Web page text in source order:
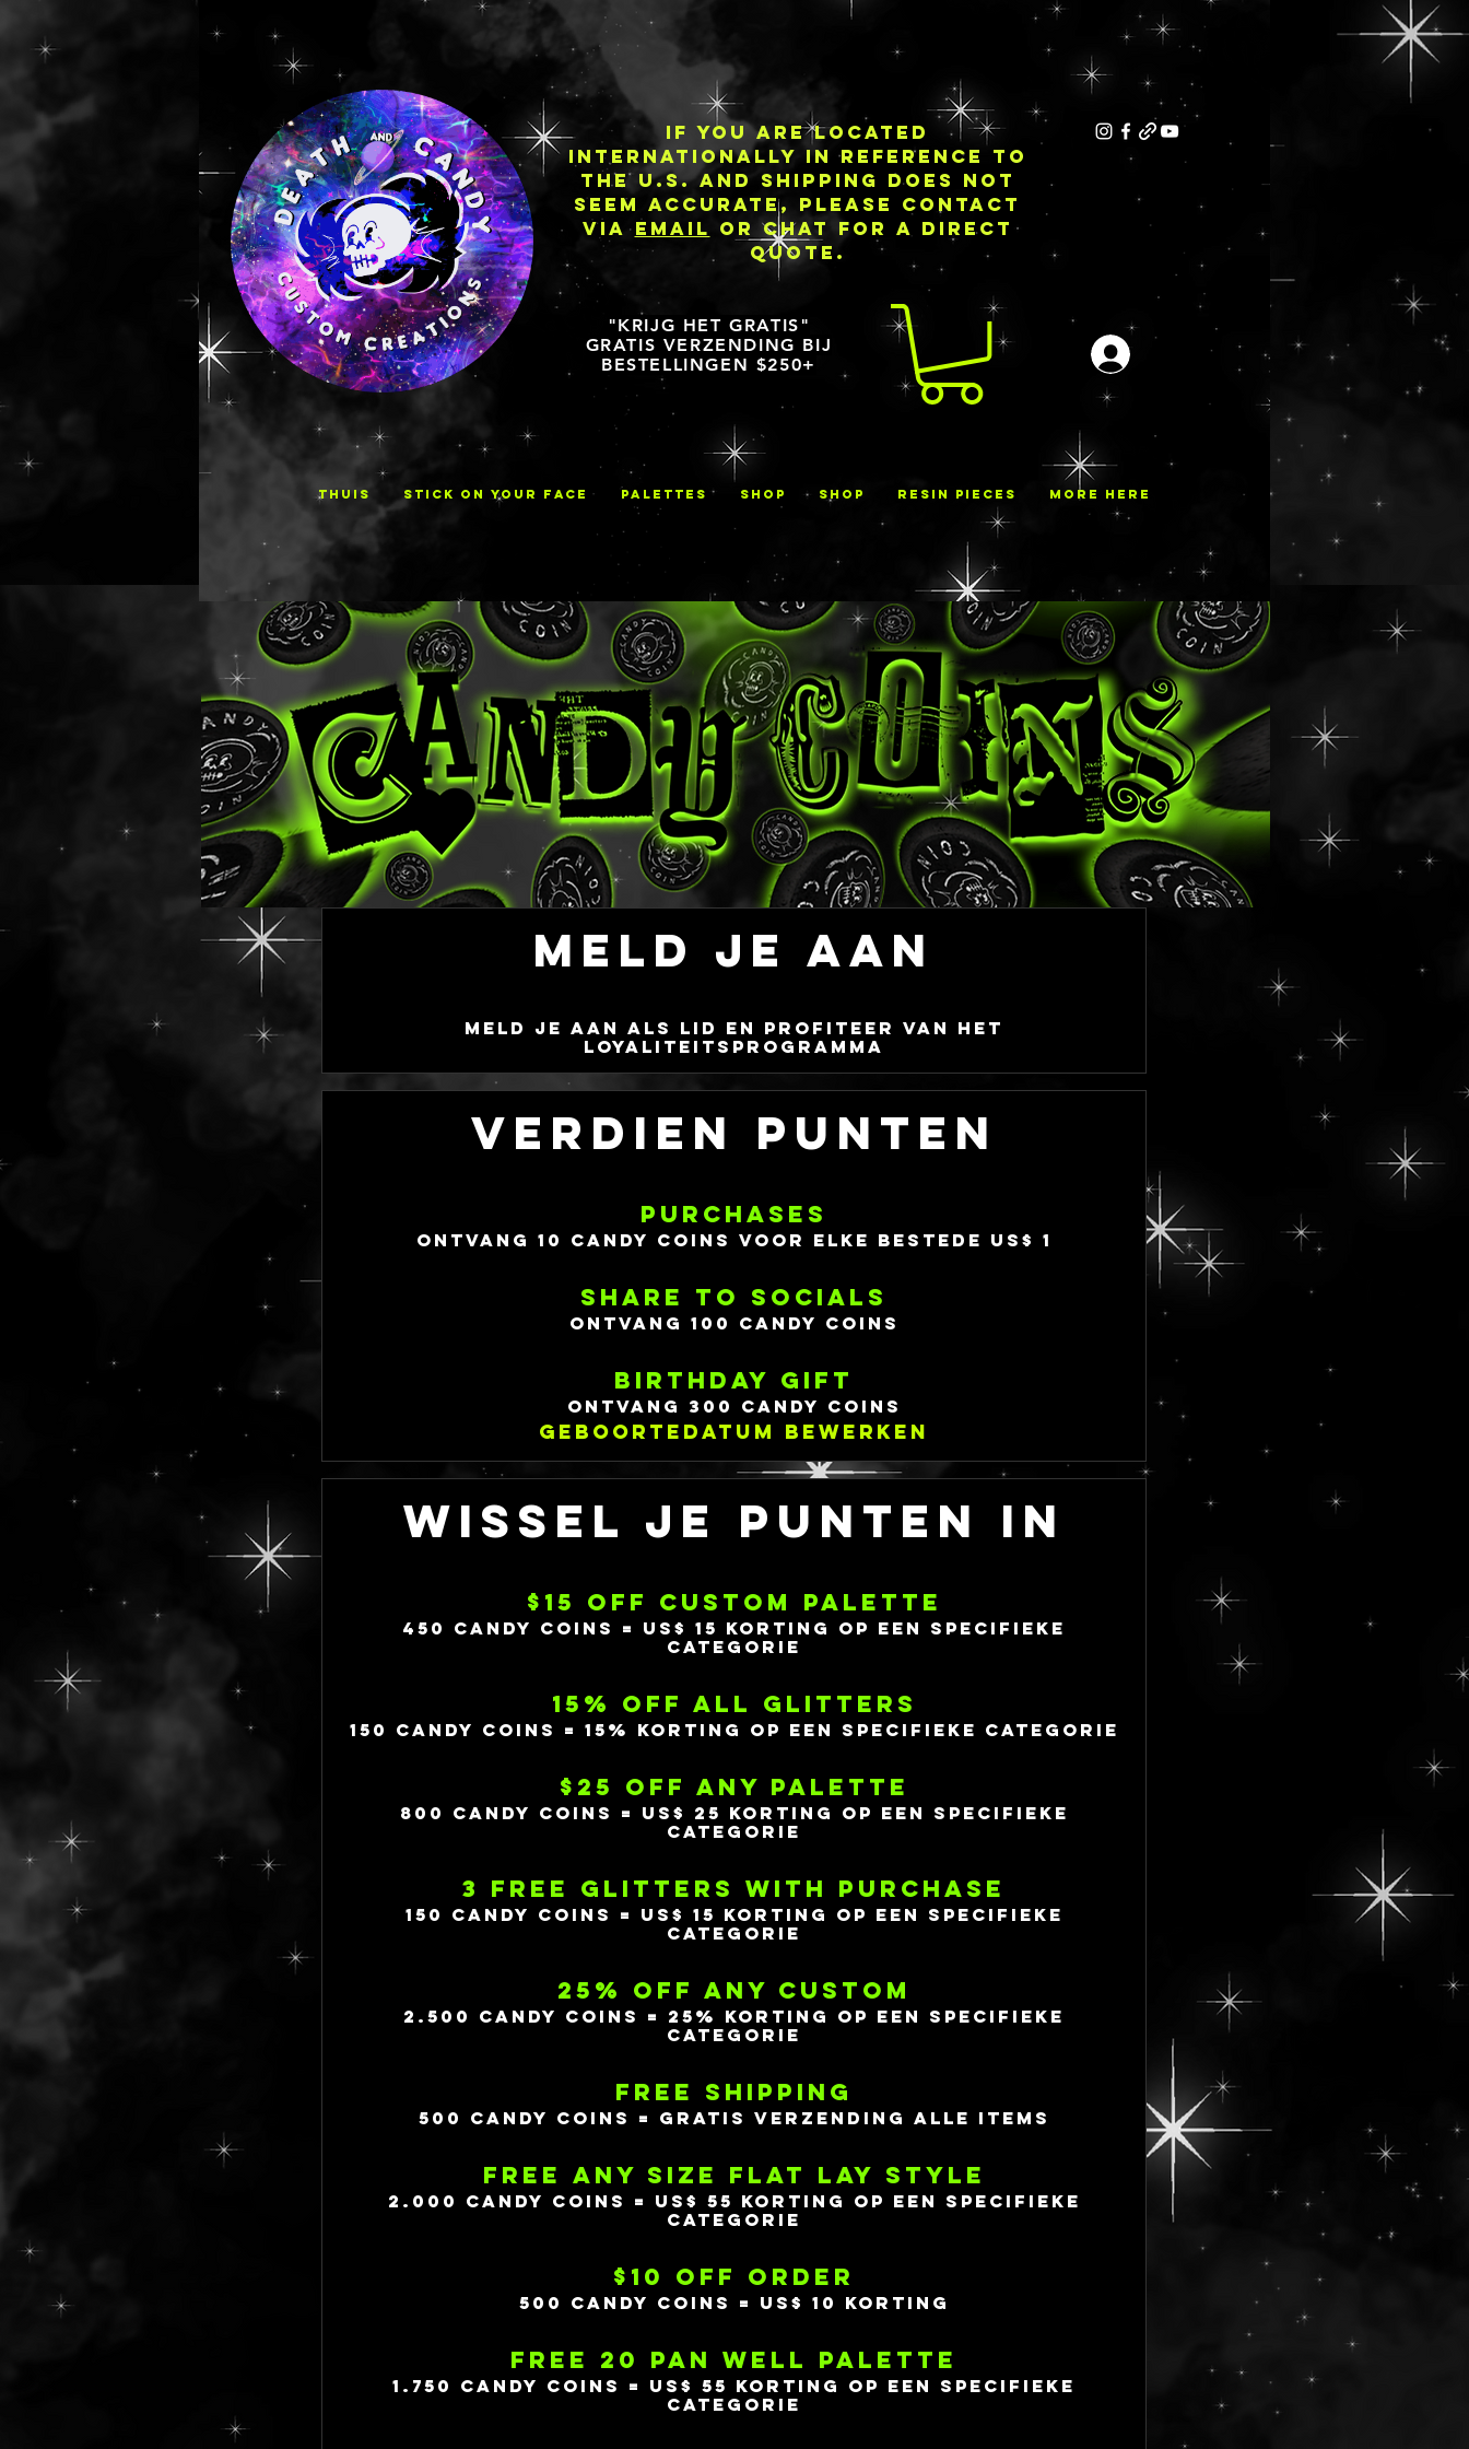
IF YOU ARE LOCATED
INTERNATIONALLY IN REFERENCE TO
THE U.S. AND SHIPPING DOES NOT
SEEM ACCURATE, PLEASE CONTACT
VIAEMAIL OR CHAT FOR A DIRECT
QUOTE.
"KRIJG HET GRATIS"
GRATIS VERZENDING BIJ
BESTELLINGEN $250+
THUIS STICK ON YOUR FACE PALETTES Shop Shop RESIN PIECES MORE HERE
Meld je aan
Meld je aan als lid en profiteer van het
loyaliteitsprogramma
Verdien punten
PURCHASES
Ontvang 10 CANDY COINS voor elke bestede US$ 1
SHARE TO SOCIALS
Ontvang 100 CANDY COINS
BIRTHDAY GIFT
Ontvang 300 CANDY COINS
Geboortedatum bewerken
Wissel je punten in
$15 OFF CUSTOM PALETTE
450 CANDY COINS = US$ 15 korting op een specifieke
categorie
15% OFF ALL GLITTERS
150 CANDY COINS = 15% korting op een specifieke categorie
$25 OFF ANY PALETTE
800 CANDY COINS = US$ 25 korting op een specifieke
categorie
3 FREE GLITTERS WITH PURCHASE
150 CANDY COINS = US$ 15 korting op een specifieke
categorie
25% OFF ANY CUSTOM
2.500 CANDY COINS = 25% korting op een specifieke
categorie
FREE SHIPPING
500 CANDY COINS = Gratis verzending alle items
FREE ANY SIZE FLAT LAY STYLE
2.000 CANDY COINS = US$ 55 korting op een specifieke
categorie
$10 OFF ORDER
500 CANDY COINS = US$ 10 korting
FREE 20 PAN WELL PALETTE
1.750 CANDY COINS = US$ 55 korting op een specifieke
categorie